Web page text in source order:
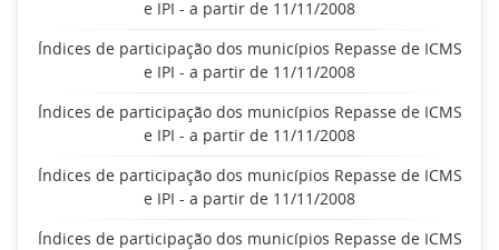
e IPI - a partir de 11/11/2008
Índices de participação dos municípios Repasse de ICMS
e IPI - a partir de 11/11/2008
Índices de participação dos municípios Repasse de ICMS
e IPI - a partir de 11/11/2008
Índices de participação dos municípios Repasse de ICMS
e IPI - a partir de 11/11/2008
Índices de participação dos municípios Repasse de ICMS